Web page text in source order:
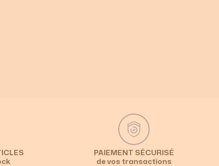
PAIEMENT SÉCURISÉ
de vos transactions